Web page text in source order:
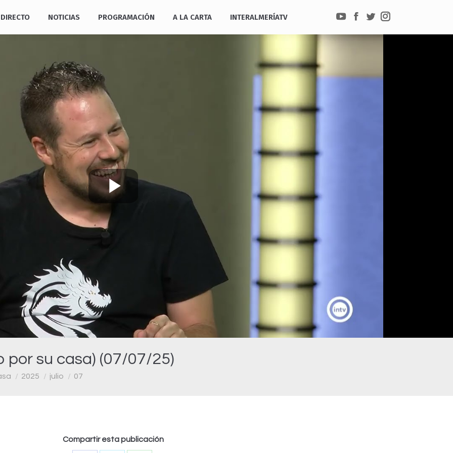
DIRECTO NOTICIAS PROGRAMACIÓN A LA CARTA INTERALMERÍATV
YouTube
Facebook
TwitterInstagram
por su casa) (07/07/25)
2025 julio 07
Play
Compartir esta publicación